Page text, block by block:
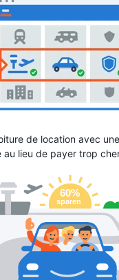
de location avec
au lieu de payer trop